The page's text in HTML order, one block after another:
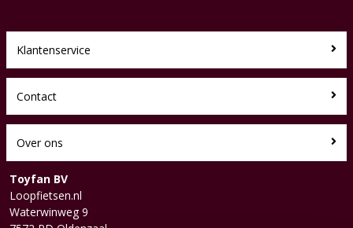
Klantenservice
Contact
Over ons
Toyfan BV
Loopfietsen.nl
Waterwinweg 9